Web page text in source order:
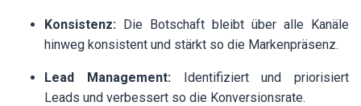
Konsistenz: Die Botschaft bleibt über alle Kanäle
hinweg konsistent und stärkt so die Markenpräsenz.
Lead Management: Identifiziert und priorisiert
Leads und verbessert so die Konversionsrate.